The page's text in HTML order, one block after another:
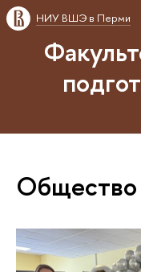
НИУ ВШЭ в Перми
Общество